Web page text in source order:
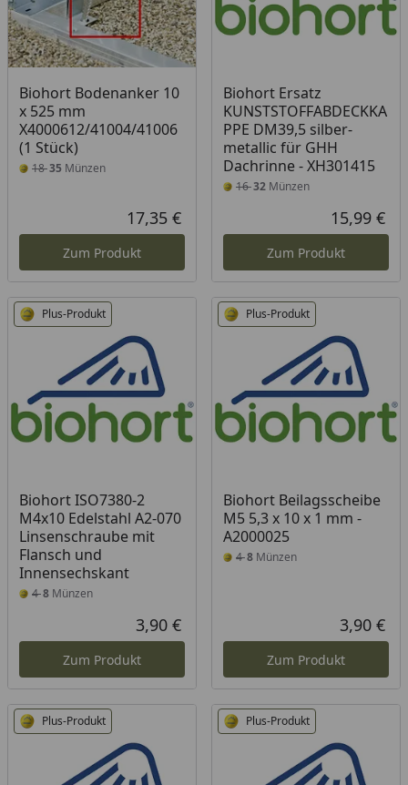
Biohort Bodenanker 10
x 525 mm
X4000612/41004/41006
(1 Stück)
1835 Münzen
Aktueller Preis
17,35 €
Zum Produkt
Biohort Ersatz
KUNSTSTOFFABDECKKA
PPE DM39,5 silber-
metallic für GHH
Dachrinne - XH301415
1632Münzen
15,99 €
Zum Produkt
Plus-Produkt
Biohort ISO7380-2
M4x10 Edelstahl A2-070
Linsenschraube mit
Flansch und
Innensechskant
48 Münzen
Aktueller Preis
3,90 €
Zum Produkt
Plus-Produkt
Biohort Beilagsscheibe
M5 5,3 x 10 x 1 mm -
A2000025
48Münzen
3,90 €
Zum Produkt
Plus-Produkt Plus-Produkt